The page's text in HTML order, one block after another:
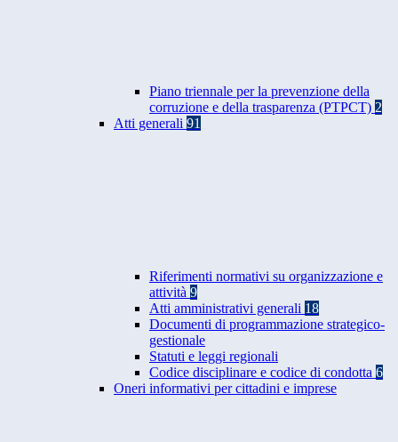
Piano triennale per la prevenzione della
corruzione e della trasparenza (PTPCT) 2
Atti generali 91
Riferimenti normativi su organizzazione e
attività 9
Atti amministrativi generali 18
Documenti di programmazione strategico-
gestionale
Statuti e leggi regionali
Codice disciplinare e codice di condotta 6
Oneri informativi per cittadini e imprese